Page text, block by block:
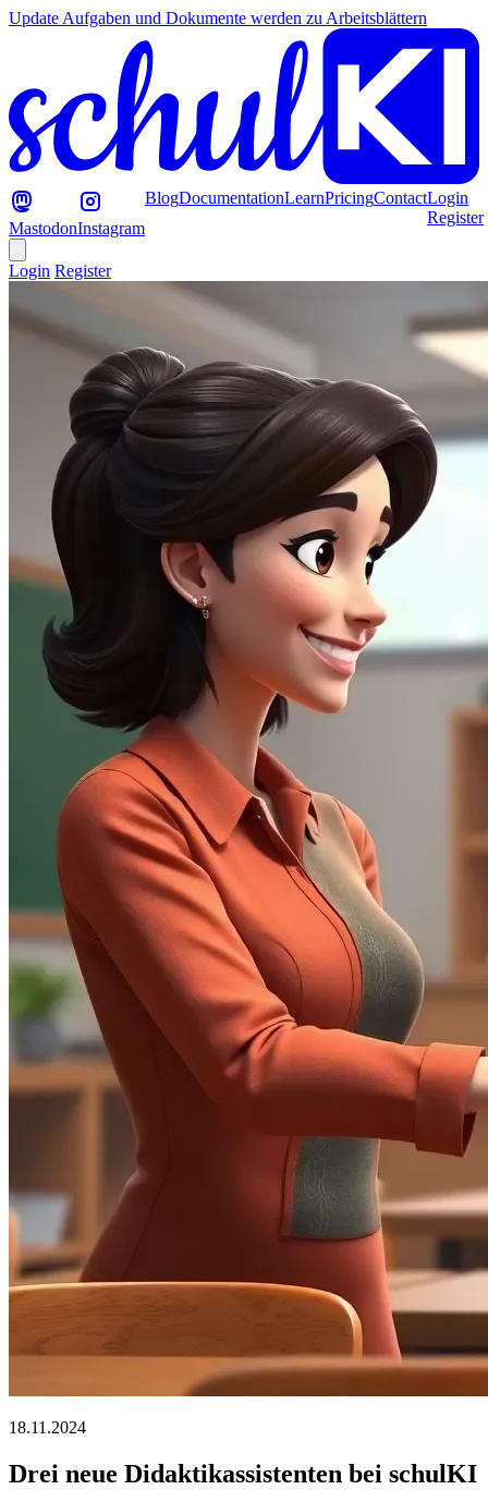
Update Aufgaben und Dokumente werden zu Arbeitsblättern
MastodonInstagram
BlogDocumentationLearnPricingContactLogin
Register
Login Register
18.11.2024
Drei neue Didaktikassistenten bei schulKI